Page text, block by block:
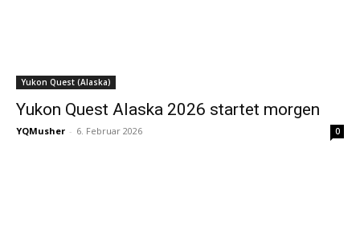
Yukon Quest (Alaska)
Yukon Quest Alaska 2026 startet morgen
YQMusher - 6. Februar 2026 0